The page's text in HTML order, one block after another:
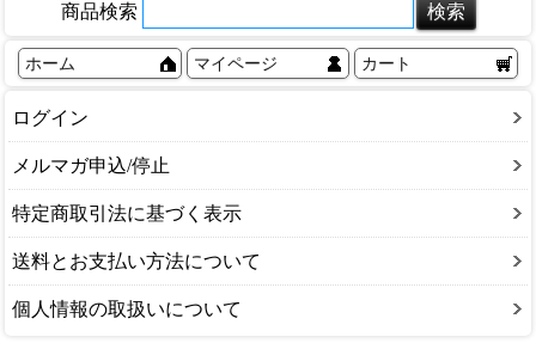
商品検索
ホーム マイページ カート
ログイン
メルマガ申込/停止
特定商取引法に基づく表示
送料とお支払い方法について
個人情報の取扱いについて